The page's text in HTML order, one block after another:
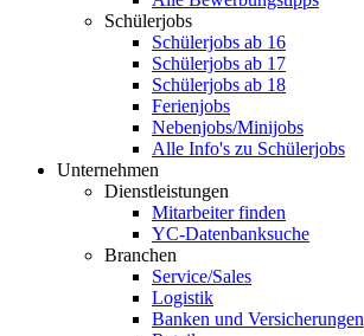
Schülerjobs
Schülerjobs ab 16
Schülerjobs ab 17
Schülerjobs ab 18
Ferienjobs
Nebenjobs/Minijobs
Alle Info's zu Schülerjobs
Unternehmen
Dienstleistungen
Mitarbeiter finden
YC-Datenbanksuche
Branchen
Service/Sales
Logistik
Banken und Versicherungen